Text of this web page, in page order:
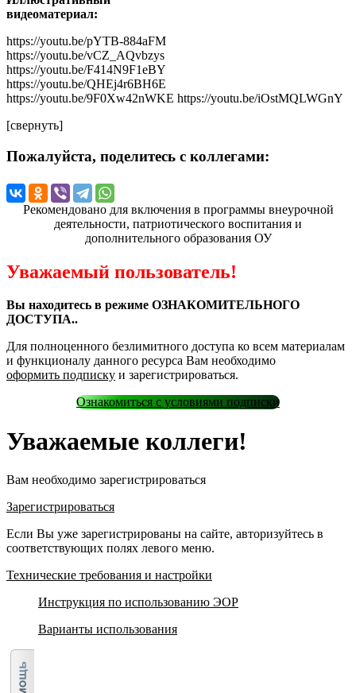
видеоматериал:
https://youtu.be/pYTB-884aFM
https://youtu.be/vCZ_AQvbzys
https://youtu.be/F414N9F1eBY
https://youtu.be/QHEj4r6BH6E
https://youtu.be/9F0Xw42nWKE https://youtu.be/iOstMQLWGnY
[свернуть]
Пожалуйста, поделитесь с коллегами:
Рекомендовано для включения в программы внеурочной
деятельности, патриотического воспитания и
дополнительного образования ОУ
Уважаемый пользователь!
Вы находитесь в режиме ОЗНАКОМИТЕЛЬНОГО
ДОСТУПА..
Для полноценного безлимитного доступа ко всем материалам
и функционалу данного ресурса Вам необходимо
оформить подписку и зарегистрироваться.
Ознакомиться с условиями подписки
Уважаемые коллеги!
Вам необходимо зарегистрироваться
Зарегистрироваться
Если Вы уже зарегистрированы на сайте, авторизуйтесь в
соответствующих полях левого меню.
Технические требования и настройки
Инструкция по использованию ЭОР
Варианты использования